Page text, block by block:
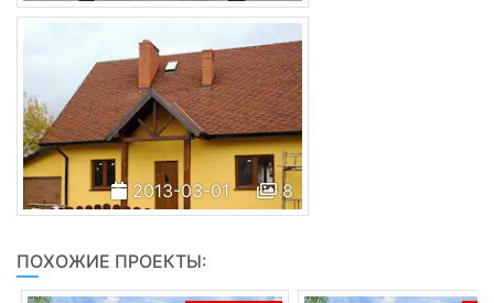
2013-03-01 8
ПОХОЖИЕ ПРОЕКТЫ: